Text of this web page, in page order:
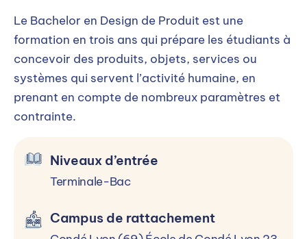
Le Bachelor en Design de Produit est une
formation en trois ans qui prépare les étudiants à
concevoir des produits, objets, services ou
systèmes qui servent l’activité humaine, en
prenant en compte de nombreux paramètres et
contrainte.
Niveaux d’entrée
Terminale-Bac
Campus de rattachement